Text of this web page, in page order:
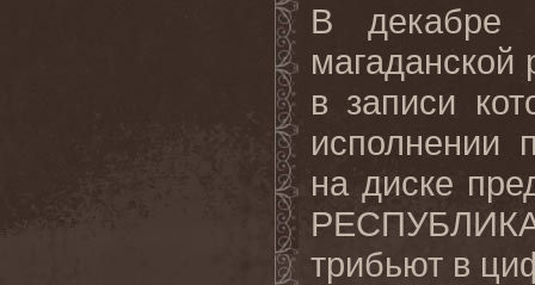
В декабре
в записи
исполнении
на диске
трибьют в